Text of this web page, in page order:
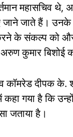
महासचिव थे,
जाने जाते हैं।
के संकल्प को
कुमार
कॉमरेड दीपक के.
में कहा गया है कि
जताया है।